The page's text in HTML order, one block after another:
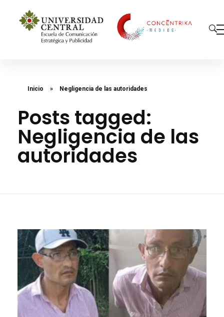
Inicio » Negligencia de las autoridades
Posts tagged:
Negligencia de las
autoridades